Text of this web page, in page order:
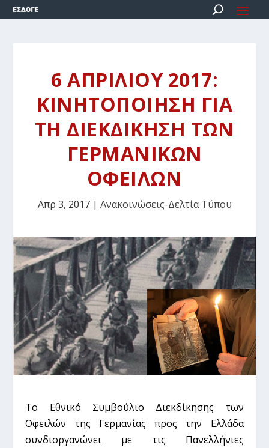
6 ΑΠΡΙΛΙΟΥ 2017:
ΚΙΝΗΤΟΠΟΙΗΣΗ ΓΙΑ
ΤΗ ΔΙΕΚΔΙΚΗΣΗ ΤΩΝ
ΓΕΡΜΑΝΙΚΩΝ
ΟΦΕΙΛΩΝ
Απρ 3, 2017| Ανακοινώσεις-Δελτία Τύπου
Το Εθνικό Συμβούλιο Διεκδίκησης των
Οφειλών της Γερμανίας προς την Ελλάδα
συνδιοργανώνει με τις Πανελλήνιες